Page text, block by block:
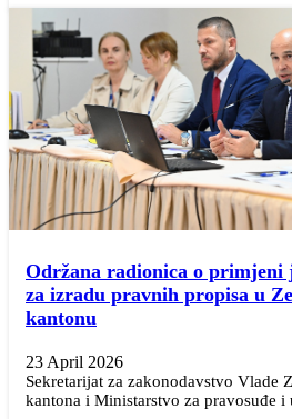
Održana radionica o primjeni
za izradu pravnih propisa u
kantonu
23 April 2026
Sekretarijat za zakonodavstvo Vlade
kantona i Ministarstvo za pravosuđe i